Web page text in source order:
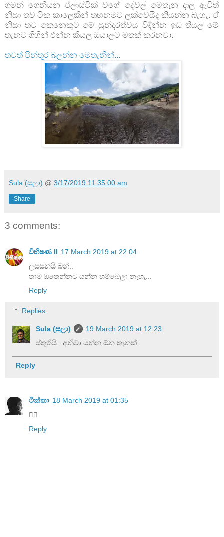
ගමන් ගෙනියන ප්ලාස්ටික් වගේ දේවල් මෙතැන දාල ඇවිත්
නිසා තව ටික කාලෙකින් තහනමට ලක්වෙයිද කියන්න බැහැ. ඒ
නිසා තව කෙනෙකුට මේ සුන්දරත්වය විඳින්න ඉඩ තියල මේ
තැනට ගිහින් එන්න කියල ඔයාලට මතක් කරනවා.
තවත් පින්තූර බලන්න මෙතැනින්...
Sula (සුලා) @ 3/17/2019 11:35:00 am
Share
3 comments:
විභීෂණ II 17 March 2019 at 22:04
ලස්සනයි බන්..
තාම ඔතෙන්නට යන්න හම්බෙලා නැහැ...
Reply
Replies
Sula (සුලා)
19 March 2019 at 12:23
ස්තූතියි.. අනිවා යන්න ඕන තැනක්
Reply
ටික්කා 18 March 2019 at 01:35
👍🏽
Reply